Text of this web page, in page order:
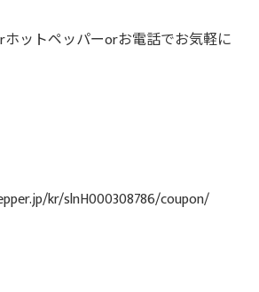
ホットペッパーorお電話でお気軽に
kr/slnH000308786/coupon/